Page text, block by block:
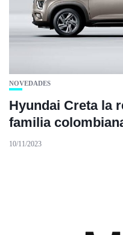
NOVEDADES
Hyundai Creta la
familia
10/11/2023